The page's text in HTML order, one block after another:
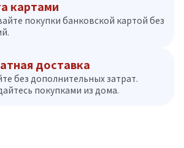
картами
покупки банковской картой без
доставка
без дополнительных затрат.
покупками из дома.